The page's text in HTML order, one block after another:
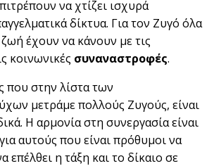
να χτίζει ισχυρά
δίκτυα. Για τον Ζυγό όλα
έχουν να κάνουν με τις
κοινωνικές συναναστροφές.
που στην λίστα των
μετράμε πολλούς Ζυγούς, είναι
Η αρμονία στη συνεργασία είναι
αυτούς που είναι πρόθυμοι να
επέλθει η τάξη και το δίκαιο σε